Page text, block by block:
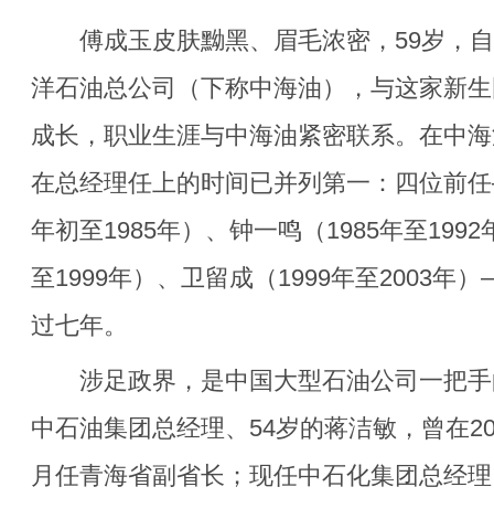
傅成玉皮肤黝黑、眉毛浓密，59岁，自
洋石油总公司（下称中海油），与这家新
成长，职业生涯与中海油紧密联系。在中
在总经理任上的时间已并列第一：四位前
年初至1985年）、钟一鸣（1985年至1992
至1999年）、卫留成（1999年至2003年
过七年。
涉足政界，是中国大型石油公司一把手
中石油集团总经理、54岁的蒋洁敏，曾在
月任青海省副省长；现任中石化集团总经